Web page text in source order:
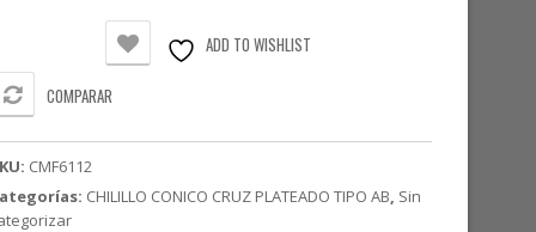
20
2"
ADD TO WISHLIST
COMPARAR
CMF6112
CHILILLO CONICO CRUZ PLATEADO TIPO AB, Sin